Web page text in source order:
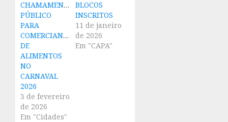
CHAMAMENTO
PÚBLICO
PARA
COMERCIANTES
DE
ALIMENTOS
NO
CARNAVAL
2026
3 de fevereiro
de 2026
Em "Cidades"
BLOCOS
INSCRITOS
11 de janeiro
de 2026
Em "CAPA"